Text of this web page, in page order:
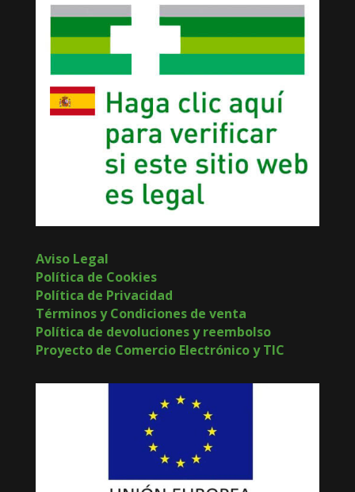
Aviso Legal
Política de Cookies
Política de Privacidad
Términos y Condiciones de venta
Política de devoluciones y reembolso
Proyecto de Comercio Electrónico y TIC